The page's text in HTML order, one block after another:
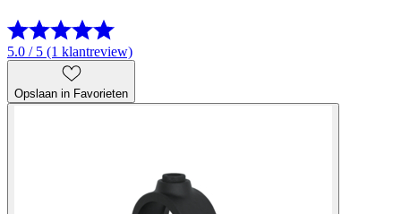
5.0 / 5 (1 klantreview)
Opslaan in Favorieten